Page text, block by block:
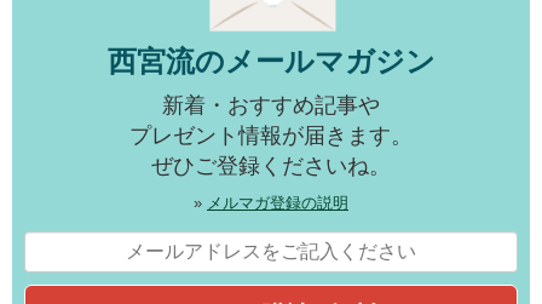
西宮流のメールマガジン
新着・おすすめ記事や
プレゼント情報が届きます。
ぜひご登録くださいね。
» メルマガ登録の説明